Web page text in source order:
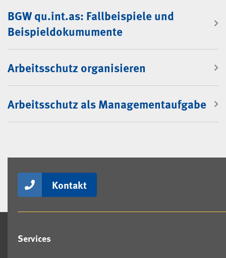
BGW qu.int.as: Fallbeispiele und
Beispieldokumumente
Arbeitsschutz organisieren
Arbeitsschutz als Managementaufgabe
Kontakt
Services